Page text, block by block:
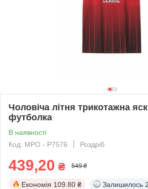
Чоловіча літня трикотажна
футболка
В наявності
Код: MPO - P7576
Роздріб
439,20 ₴ 549 ₴
Економія 109.80 ₴ Залишилось